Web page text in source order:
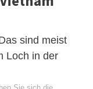
sind meist
Loch in der